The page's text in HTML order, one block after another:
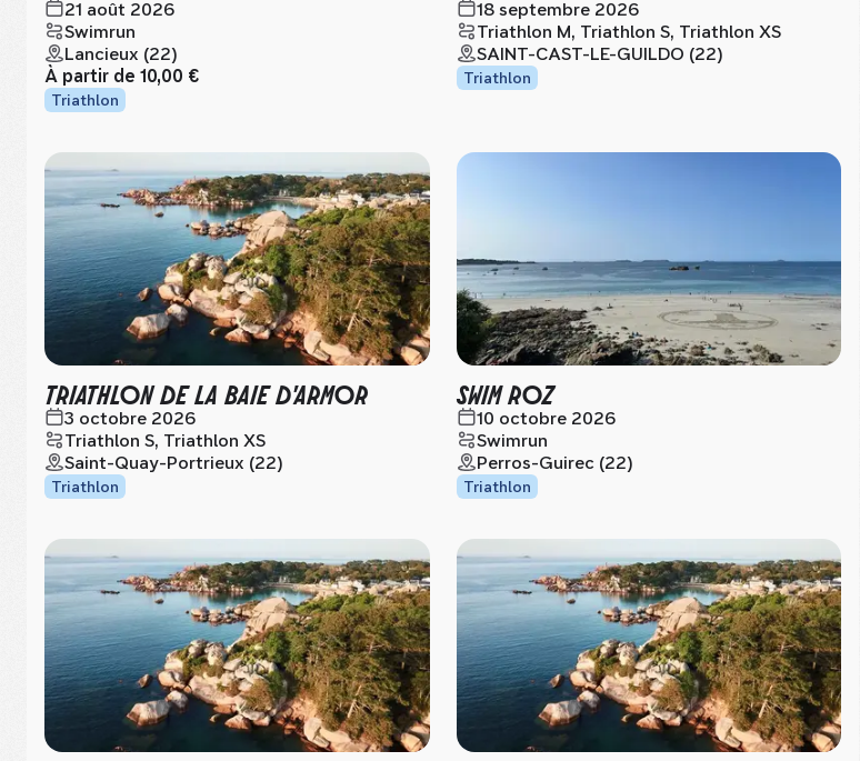
21 août 2026
Swimrun
Lancieux (22)
À partir de 10,00 €
Triathlon
18 septembre 2026
Triathlon M, Triathlon S, Triathlon XS
SAINT-CAST-LE-GUILDO (22)
Triathlon
TRIATHLON DE LA BAIE D'ARMOR
3 octobre 2026
Triathlon S, Triathlon XS
Saint-Quay-Portrieux (22)
Triathlon
SWIM ROZ
10 octobre 2026
Swimrun
Perros-Guirec (22)
Triathlon